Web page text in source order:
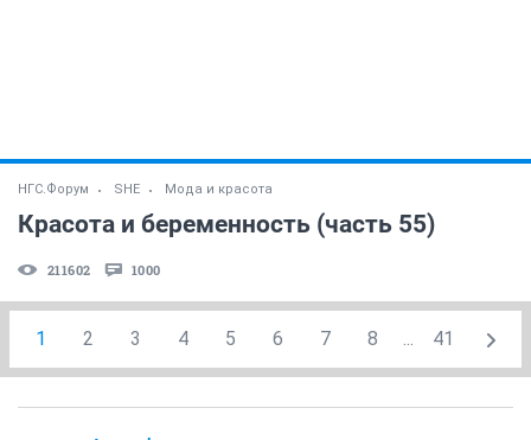
НГС.Форум SHE Мода и красота
Красота и беременность (часть 55)
211602 1000
1 2 3 4 5 6 7 8 ... 41